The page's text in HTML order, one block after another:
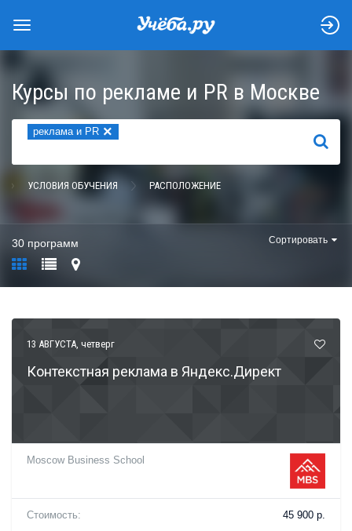
Курсы по рекламе и PR в Москве
реклама и PR ×
НАЙТИ
УСЛОВИЯ ОБУЧЕНИЯ РАСПОЛОЖЕНИЕ
30 программ Сортировать
13 АВГУСТА, четверг
Контекстная реклама в Яндекс.Директ
Moscow Business School
Стоимость: 45 900 р.